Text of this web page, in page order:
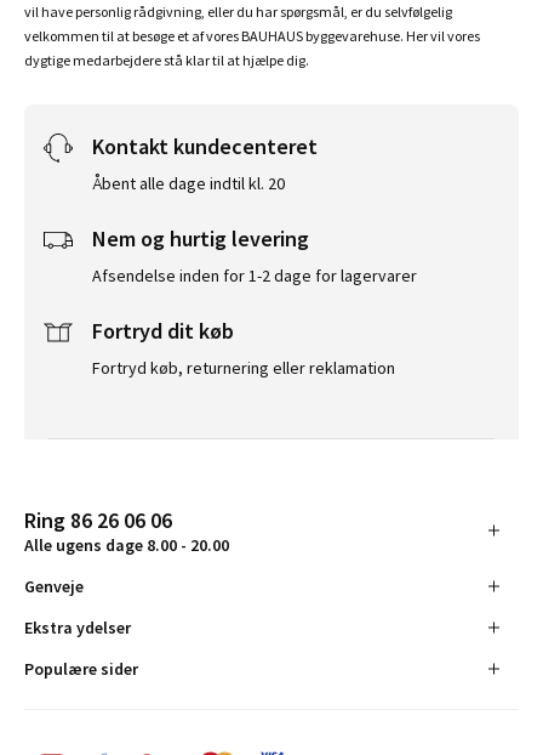
vil have personlig rådgivning, eller du har spørgsmål, er du selvfølgelig
velkommen til at besøge et af vores BAUHAUS byggevarehuse. Her vil vores
dygtige medarbejdere stå klar til at hjælpe dig.
Kontakt kundecenteret
Åbent alle dage indtil kl. 20
Nem og hurtig levering
Afsendelse inden for 1-2 dage for lagervarer
Fortryd dit køb
Fortryd køb, returnering eller reklamation
Ring 86 26 06 06
Alle ugens dage 8.00 - 20.00
Genveje
Ekstra ydelser
Populære sider